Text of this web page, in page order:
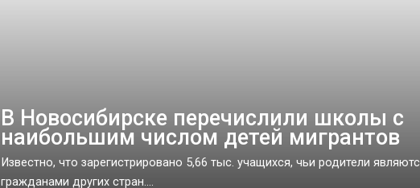
В Новосибирске перечислили школы с
наибольшим числом детей мигрантов
Известно, что зарегистрировано 5,66 тыс. учащихся, чьи родители
гражданами других стран....